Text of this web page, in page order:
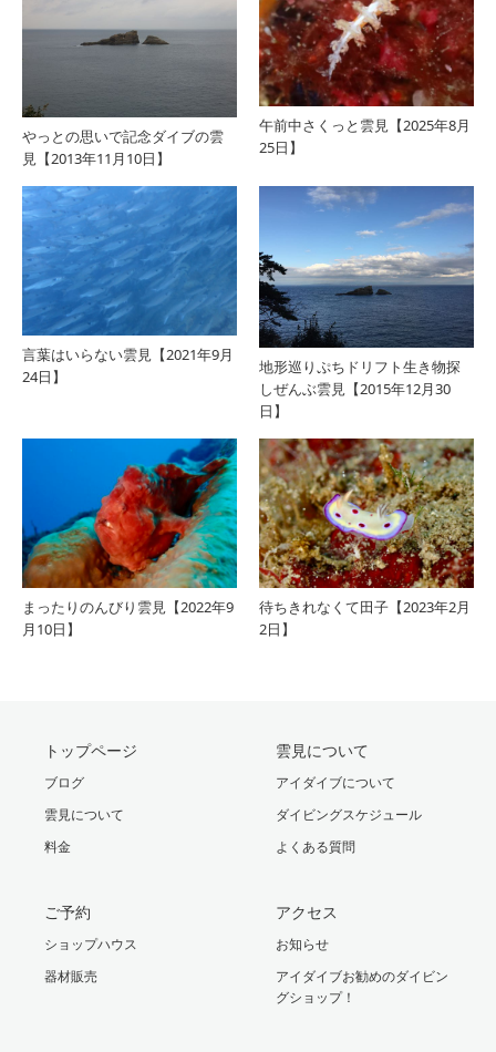
やっとの思いで記念ダイブの雲
見【2013年11月10日】
午前中さくっと雲見【2025年8月
25日】
言葉はいらない雲見【2021年9月
24日】
地形巡りぷちドリフト生き物探
しぜんぶ雲見【2015年12月30
日】
まったりのんびり雲見【2022年9
月10日】
待ちきれなくて田子【2023年2月
2日】
トップページ
ブログ
雲見について
料金
雲見について
アイダイブについて
ダイビングスケジュール
よくある質問
ご予約
ショップハウス
器材販売
アクセス
お知らせ
アイダイブお勧めのダイビン
グショップ！